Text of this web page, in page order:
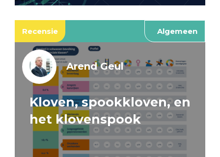
Recensie Algemeen
Arend Geul
Kloven, spookkloven, en
het klovenspook